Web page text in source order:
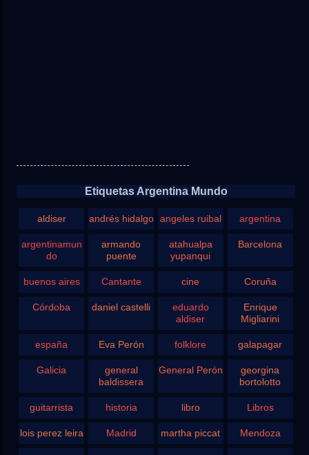
Etiquetas Argentina Mundo
aldiser andrés hidalgo angeles ruibal argentina
argentinamun
do
armando
puente
atahualpa
yupanqui
Barcelona
buenos aires Cantante cine Coruña
Córdoba daniel castelli
eduardo
aldiser
Enrique
Migliarini
españa Eva Perón folklore galapagar
Galicia
general
baldissera
General Perón
georgina
bortolotto
guitarrista historia libro Libros
lois perez leira Madrid martha piccat Mendoza